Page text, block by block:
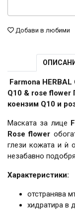
Добави в любими
Farmona
Q10 & rose
коензим Q10 и
Маската за лице
Rose flower
глези кожата и ѝ
незабавно
Характеристики:
отстранява
хидратира в